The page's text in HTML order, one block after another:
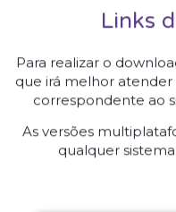
Links
Para realizar o
que irá melhor
correspondente ao
As versões
qualquer